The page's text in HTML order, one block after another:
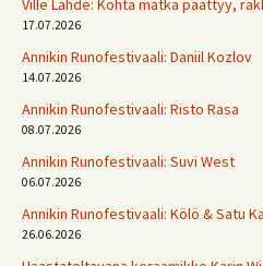
Ville Lähde: Kohta matka päättyy,
17.07.2026
Annikin Runofestivaali: Daniil Kozlov
14.07.2026
Annikin Runofestivaali: Risto Rasa
08.07.2026
Annikin Runofestivaali: Suvi West
06.07.2026
Annikin Runofestivaali: Kölö & Satu
26.06.2026